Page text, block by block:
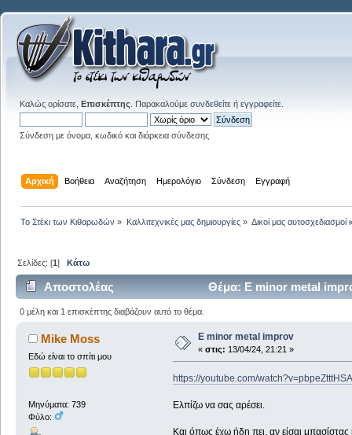
Καλώς ορίσατε, Επισκέπτης . Παρακαλούμε συνδεθείτε ή εγγραφείτε
Σύνδεση με όνομα, κωδικό και διάρκεια σύνδεσης
Αρχική Βοήθεια Αναζήτηση Ημερολόγιο Σύνδεση Εγγραφή
Το Στέκι των Κιθαρωδών » Καλλιτεχνικές μας δημιουργίες» Δικοί μας αυτοσχεδιασμοί
Σελίδες: [1]Κάτω
Αποστολέας Θέμα: E minor metal
0 μέλη και 1 επισκέπτης διαβάζουν αυτό το θέμα.
Mike Moss
Εδώ είναι το σπίτι μου
Μηνύματα: 739
Φύλο:
E minor metal improv
« στις: 13/04/24, 21:21 »
https://youtube.com/
Ελπίζω να σας αρέσει.
Και όπως έχω ήδη πει, αν είσαι